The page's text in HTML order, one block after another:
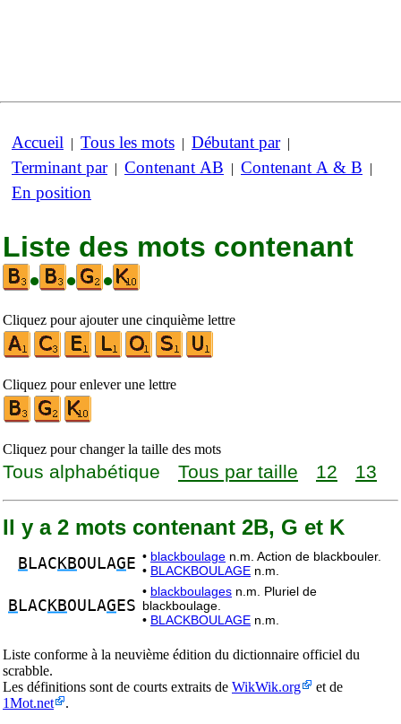
Accueil | Tous les mots | Débutant par|
Terminant par| Contenant AB | Contenant A & B |
En position
Liste des mots contenant
•
• •
Cliquez pour ajouter une cinquième lettre
Cliquez pour enlever une lettre
Cliquez pour changer la taille des mots
Tous alphabétique Tous par taille 12 13
Il y a 2 mots contenant 2B, G et K
B LAC KBOULAG E • blackboulage n.m. Action de blackbouler.
• BLACKBOULAGE n.m.
B LAC KBOULAG ES
• blackboulages n.m. Pluriel de
blackboulage.
• BLACKBOULAGE n.m.
Liste conforme à la neuvième édition du dictionnaire officiel du
scrabble.
Les définitions sont de courts extraits de WikWik.org
et de
1Mot.net
.